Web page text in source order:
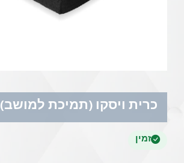
כרית ויסקו (תמיכת למושב)
זמין